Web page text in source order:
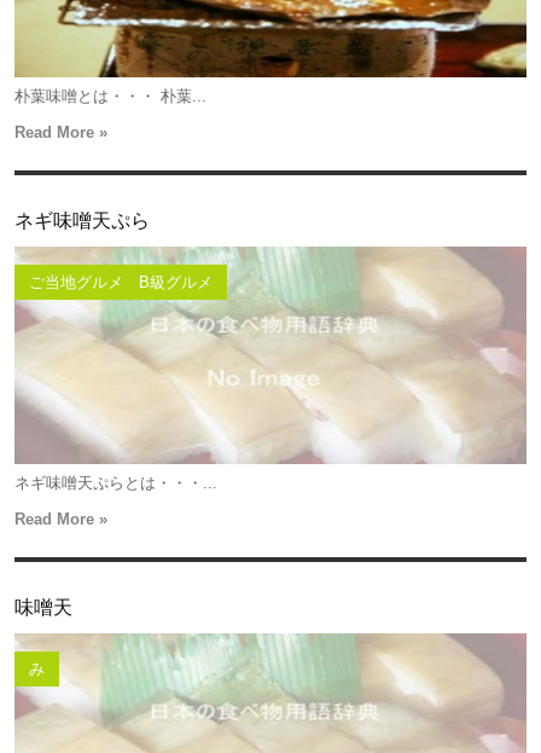
朴葉味噌とは・・・ 朴葉...
Read More »
ネギ味噌天ぷら
ご当地グルメ B級グルメ
ネギ味噌天ぷらとは・・・...
Read More »
味噌天
み